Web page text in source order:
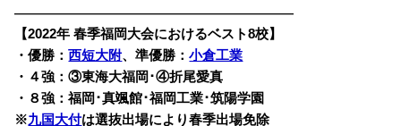
————————————————————————
【2022年 春季福岡大会におけるベスト8校】
・優勝：西短大附、準優勝：小倉工業
・４強：③東海大福岡･④折尾愛真
・８強：福岡･真颯館･福岡工業･筑陽学園
※九国大付は選抜出場により春季出場免除